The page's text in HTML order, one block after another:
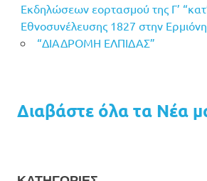
Εκδηλώσεων εορτασμού της Γ’
Εθνοσυνέλευσης 1827 στην Ερμιόνη
“ΔΙΑΔΡΟΜΗ ΕΛΠΙΔΑΣ”
Διαβάστε όλα τα Νέα